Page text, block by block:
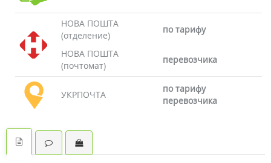
НОВА ПОШТА
(отделение)
по тарифу
НОВА ПОШТА
(почтомат)
перевозчика
УКРПОЧТА
по тарифу
перевозчика